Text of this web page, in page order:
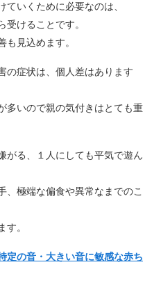
いくために必要なのは、
けることです。
見込めます。
の症状は、個人差はあります
多いので親の気付きはとても重
がる、１人にしても平気で遊ん
、極端な偏食や異常なまでのこ
す。
定の音・大きい音に敏感な赤ち